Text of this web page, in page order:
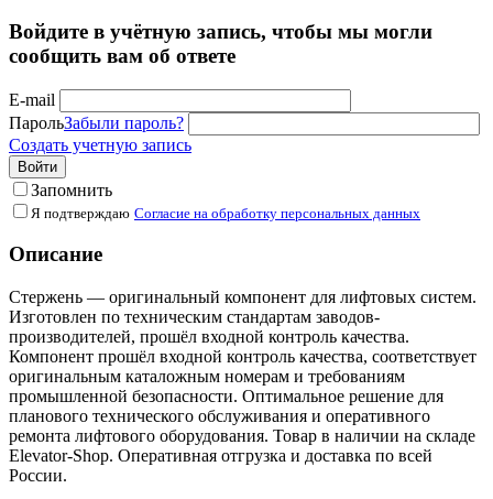
Войдите в учётную запись, чтобы мы могли
сообщить вам об ответе
E-mail
ПарольЗабыли пароль?
Создать учетную запись
Войти
Запомнить
Я подтверждаю Согласие на обработку персональных данных
Описание
Стержень — оригинальный компонент для лифтовых систем.
Изготовлен по техническим стандартам заводов-
производителей, прошёл входной контроль качества.
Компонент прошёл входной контроль качества, соответствует
оригинальным каталожным номерам и требованиям
промышленной безопасности. Оптимальное решение для
планового технического обслуживания и оперативного
ремонта лифтового оборудования. Товар в наличии на складе
Elevator-Shop. Оперативная отгрузка и доставка по всей
России.